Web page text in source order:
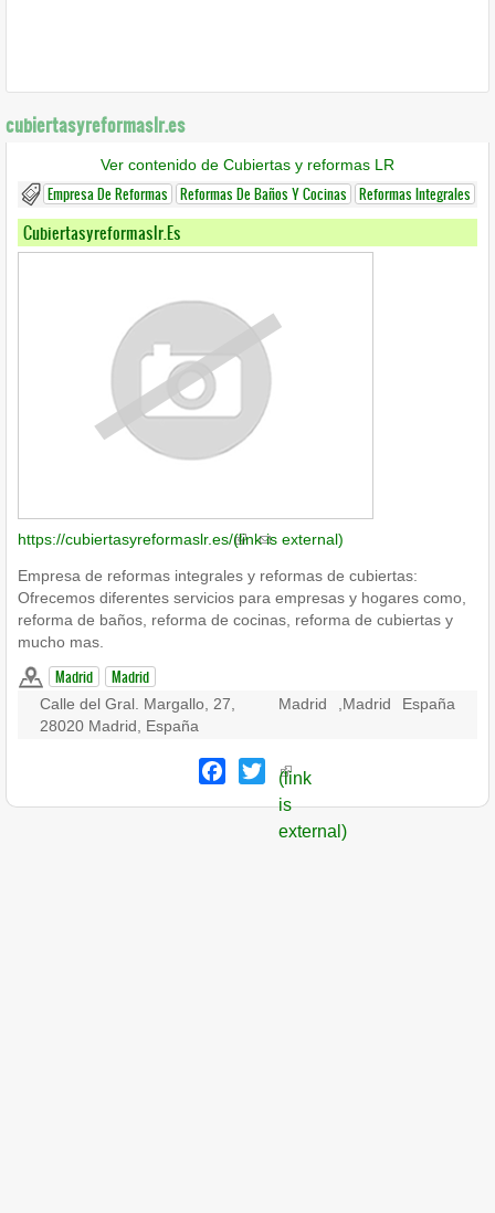
cubiertasyreformaslr.es
Ver contenido de Cubiertas y reformas LR
Empresa De Reformas Reformas De Baños Y Cocinas Reformas Integrales
Cubiertasyreformaslr.es
https://cubiertasyreformaslr.es/(link is external)
Empresa de reformas integrales y reformas de cubiertas:
Ofrecemos diferentes servicios para empresas y hogares como,
reforma de baños, reforma de cocinas, reforma de cubiertas y
mucho mas.
Madrid Madrid
Calle del Gral. Margallo, 27,
28020 Madrid, España
Madrid Madrid España
Facebook
Twitter
(link
is
external)